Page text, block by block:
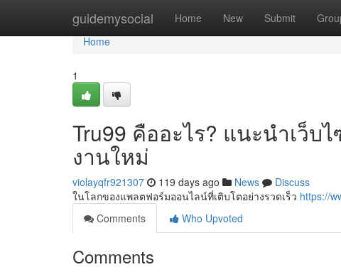
guidemysocial Home New Submit
Home
Home
1
Tru99 คืออะไร? แนะนำเว็บ
งานใหม่
violayqfr921307 119 days ago News
Discuss
ในโลกของแพลตฟอร์มออนไลน์ที่เติบโตอย่างรวดเร็ว https://
Comments
Who Upvoted
Comments